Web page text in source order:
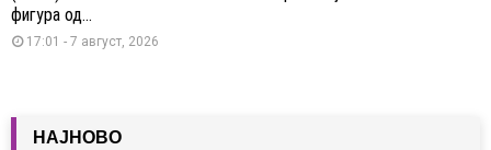
фигура од...
17:01 - 7 август, 2026
НАЈНОВО